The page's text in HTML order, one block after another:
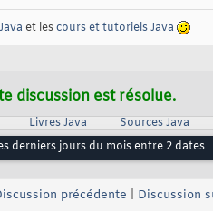
et lescours et tutoriels Java
discussion est résolue.
Livres Java Sources Java
derniers jours du mois entre 2 dates
précédente Discussion